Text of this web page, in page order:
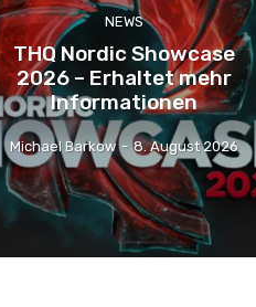
NEWS
THQ Nordic Showcase
2026 – Erhaltet mehr
Informationen
Michael Barkow - 8. August 2026